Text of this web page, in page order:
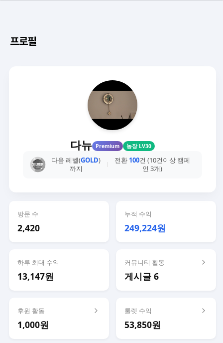
프로필
다뉴 Premium 농장 LV30
다음 레벨(GOLD)
까지
전환 100건 (10건이상 캠페
인 3개)
방문 수
2,420
누적 수익
249,224원
하루 최대 수익
13,147원
커뮤니티 활동
게시글 6
후원 활동
1,000원
룰렛 수익
53,850원